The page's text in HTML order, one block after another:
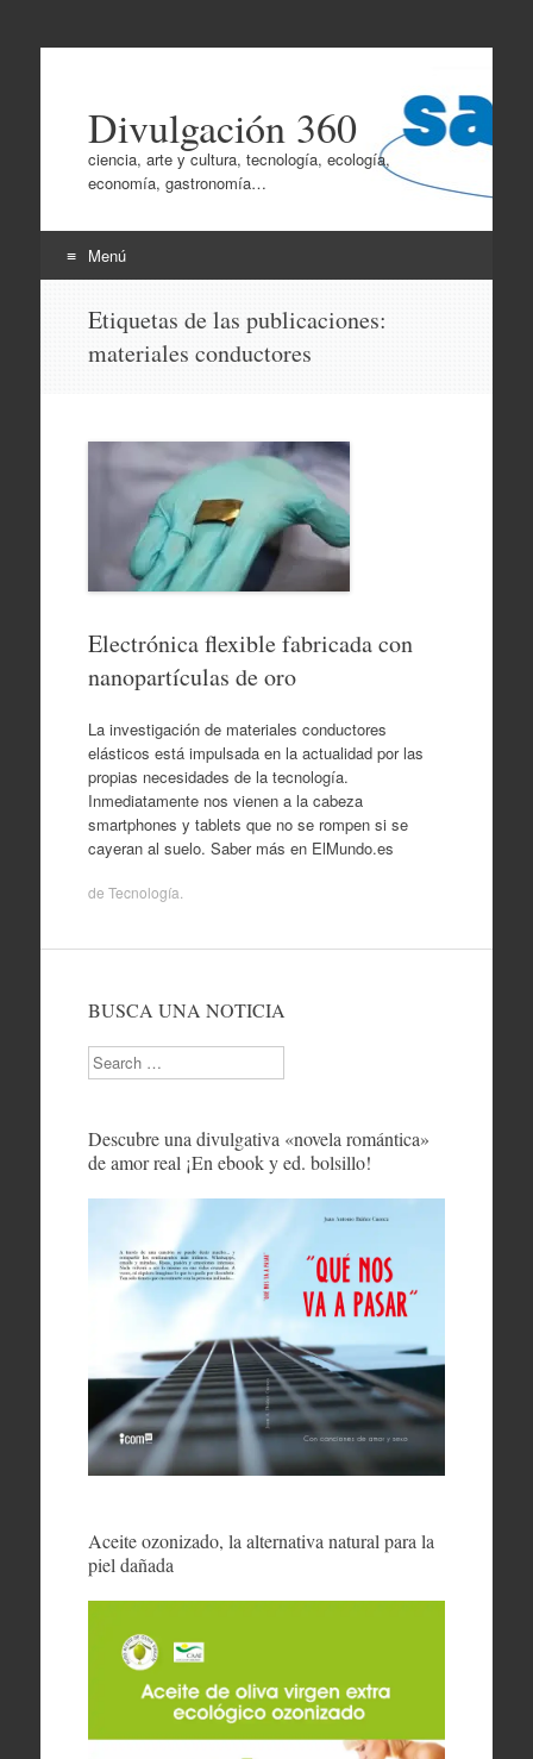
Divulgación 360
ciencia, arte y cultura, tecnología, ecología,
economía, gastronomía…
Menú
contenido
Etiquetas de las publicaciones:
materiales conductores
Electrónica flexible fabricada con
nanopartículas de oro
La investigación de materiales conductores
elásticos está impulsada en la actualidad por las
propias necesidades de la tecnología.
Inmediatamente nos vienen a la cabeza
smartphones y tablets que no se rompen si se
cayeran al suelo. Saber más en ElMundo.es
de Tecnología
BUSCA UNA NOTICIA
Search
Descubre una divulgativa «novela romántica»
de amor real ¡En ebook y ed. bolsillo!
Aceite ozonizado, la alternativa natural para la
piel dañada